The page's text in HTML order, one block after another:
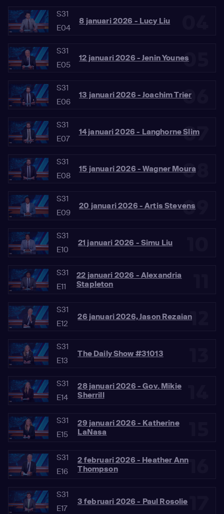
S31
E04
8 januari 2026 - Lucy Liu
05
S31
E05
12 januari 2026 - Jenin Younes
06
S31
E06
13 januari 2026 - Joachim Trier
07
S31
E07
14 januari 2026 - Langhorne Slim
08
S31
E08
15 januari 2026 - Wagner Moura
09
S31
E09
20 januari 2026 - Artis Stevens
S31
E10
21 januari 2026 - Simu Liu
S31
E11
22 januari 2026 - Alexandria
Stapleton
12
S31
E12
26 januari 2026, Jason Rezaian
S31
E13
The Daily Show #31013
S31
E14
28 januari 2026 - Gov. Mikie
Sherrill
S31
E15
29 januari 2026 - Katherine
LaNasa
16
S31
E16
2 februari 2026 - Heather Ann
Thompson
S31
E17
3 februari 2026 - Paul Rosolie